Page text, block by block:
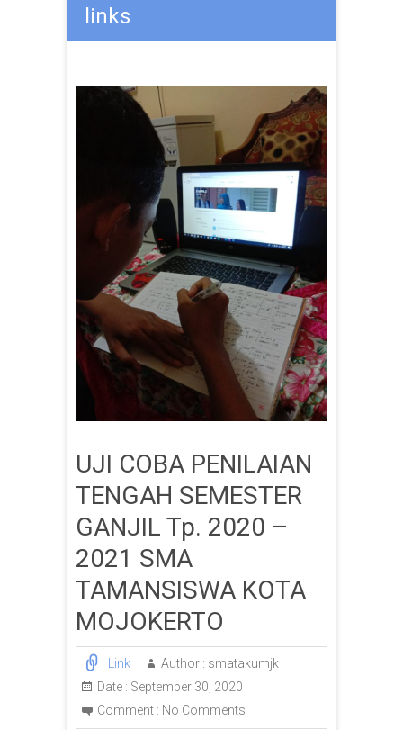
links
UJI COBA PENILAIAN
TENGAH SEMESTER
GANJIL Tp. 2020 –
2021 SMA
TAMANSISWA KOTA
MOJOKERTO
Link Author : smatakumjk
Date : September 30, 2020
Comment : No Comments